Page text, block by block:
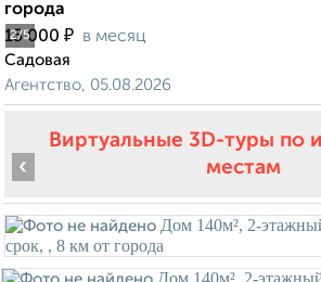
2/5
города
15 000 ₽ в месяц
Садовая
Агентство, 05.08.2026
Виртуальные 3D-туры по
местам
‹